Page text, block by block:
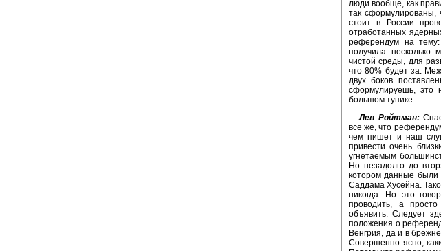
люди вообще, как
так сформулированы,
стоит в России
отработанных
референдум на
получила несколько
чистой среды, для
что 80% будет за.
двух боков
сформулируешь, это
большом тупике.
Лев Ройтман:
все же, что
чем пишет и наш
привести очень
угнетаемым
Но незадолго до
котором данные
Саддама Хусейна.
никогда. Но это
проводить, а
объявить. Следует
положения о
Венгрия, да и в
Совершенно ясно,